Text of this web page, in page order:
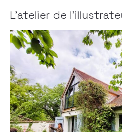
L’atelier de